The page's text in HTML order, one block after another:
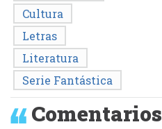
Cultura
Letras
Literatura
Serie Fantástica
Comentarios